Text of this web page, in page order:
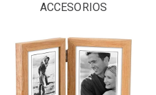
ACCESORIOS